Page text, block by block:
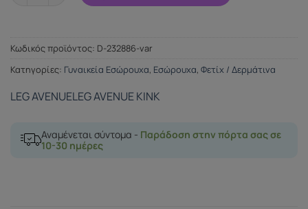
Κωδικός προϊόντος: D-232886-var
Κατηγορίες: Γυναικεία Εσώρουχα, Εσώρουχα, Φετίχ / Δερμάτινα
LEG AVENUELEG AVENUE KINK
Αναμένεται σύντομα - Παράδοση στην πόρτα σας σε
10-30 ημέρες